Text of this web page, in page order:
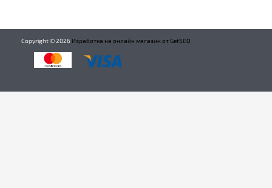
Copyright ©2026 Изработка на онлайн магазин от GetSEO